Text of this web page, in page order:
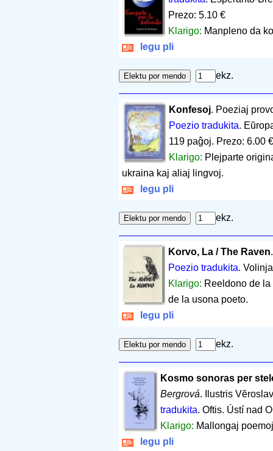
Prezo: 5.10 €
Klarigo: Manpleno da
legu pli
ekz.
Konfesoj. Poeziaj
Poezio tradukita.
119 paĝoj. Prezo: 6.00 €
Klarigo: Plejparte
ukraina kaj aliaj lingvoj.
legu pli
ekz.
Korvo, La / The Raven
Poezio tradukita.
Klarigo: Reeldono de
de la usona poeto.
legu pli
ekz.
Kosmo sonoras per
Bergrová. Ilustris
tradukita. Oftis. Ústí nad
Klarigo: Mallongaj
legu pli